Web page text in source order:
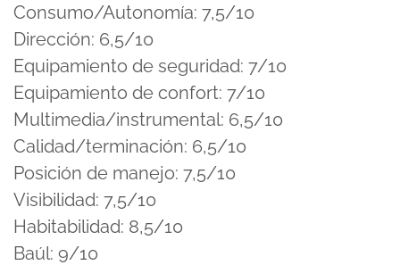
Consumo/Autonomía: 7,5/10
Dirección: 6,5/10
Equipamiento de seguridad: 7/10
Equipamiento de confort: 7/10
Multimedia/instrumental: 6,5/10
Calidad/terminación: 6,5/10
Posición de manejo: 7,5/10
Visibilidad: 7,5/10
Habitabilidad: 8,5/10
Baúl: 9/10